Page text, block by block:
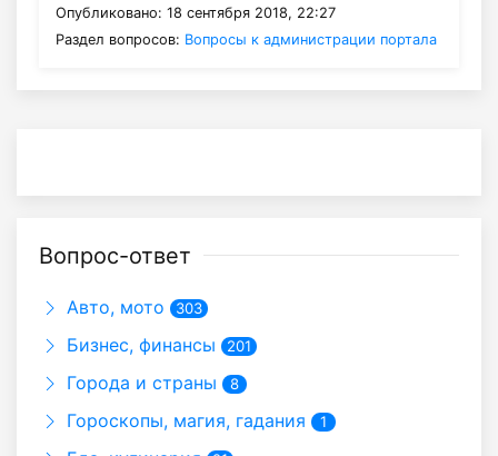
Опубликовано: 18 сентября 2018, 22:27
Раздел вопросов: Вопросы к администрации портала
Вопрос-ответ
Авто, мото 303
Бизнес, финансы 201
Города и страны 8
Гороскопы, магия, гадания 1